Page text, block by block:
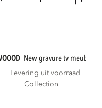
cm eiken...new gravure tv meubel
Levering uit voorraad
Collection